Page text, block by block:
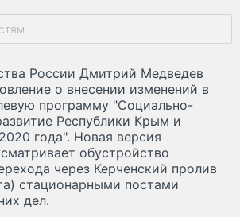
России Дмитрий Медведев
о внесении изменений в
программу "Социально-
Республики Крым и
года". Новая версия
обустройство
через Керченский пролив
стационарными постами
дел.